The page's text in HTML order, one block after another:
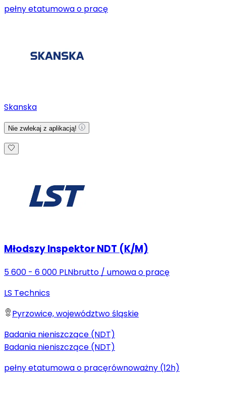
pełny etatumowa o pracę
Skanska
Nie zwlekaj z aplikacją!
Młodszy Inspektor NDT (K/M)
5 600 - 6 000 PLNbrutto / umowa o pracę
LS Technics
Pyrzowice, województwo śląskie
Badania nieniszczące (NDT)
Badania nieniszczące (NDT)
pełny etatumowa o pracęrównoważny (12h)